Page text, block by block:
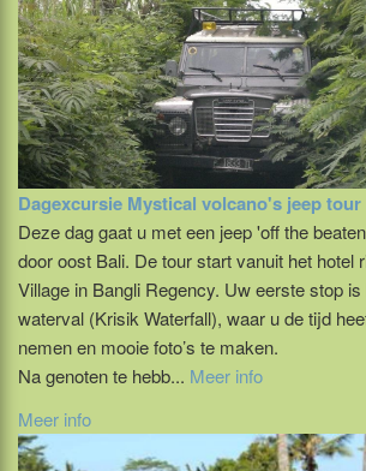
Dagexcursie Mystical volcano's jeep tour
Deze dag gaat u met een jeep 'off the
door oost Bali. De tour start vanuit het hotel
Village in Bangli Regency. Uw eerste stop
waterval (Krisik Waterfall), waar u de tijd
nemen en mooie foto’s te maken.
Na genoten te hebb... Meer info
Meer info